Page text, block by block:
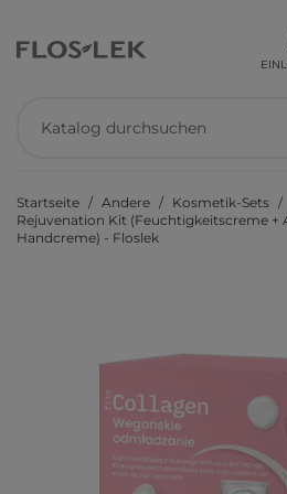
Startseite Andere Kosmetik-Sets
Rejuvenation Kit (Feuchtigkeitscreme +
Handcreme) - Floslek